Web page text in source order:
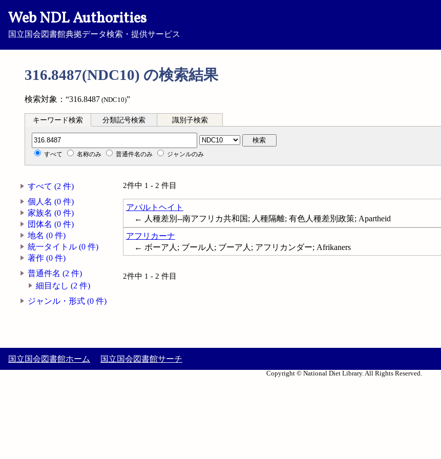
Web NDL Authorities
国立国会図書館典拠データ検索・提供サービス
316.8487(NDC10) の検索結果
検索対象：“316.8487 (NDC10)”
キーワード検索 分類記号検索 識別子検索
分類記号検索 検索
すべて 名称のみ 普通件名のみ ジャンルのみ
すべて (2 件)
個人名 (0 件)
家族名 (0 件)
団体名 (0 件)
地名 (0 件)
統一タイトル (0 件)
著作 (0 件)
普通件名 (2 件)
細目なし (2 件)
ジャンル・形式 (0 件)
2件中 1 - 2 件目
アパルトヘイト
← 人種差別--南アフリカ共和国; 人種隔離; 有色人種差別政策; Apartheid
アフリカーナ
← ボーア人; ブール人; ブーア人; アフリカンダー; Afrikaners
2件中 1 - 2 件目
国立国会図書館ホーム 国立国会図書館サーチ
Copyright © National Diet Library. All Rights Reserved.